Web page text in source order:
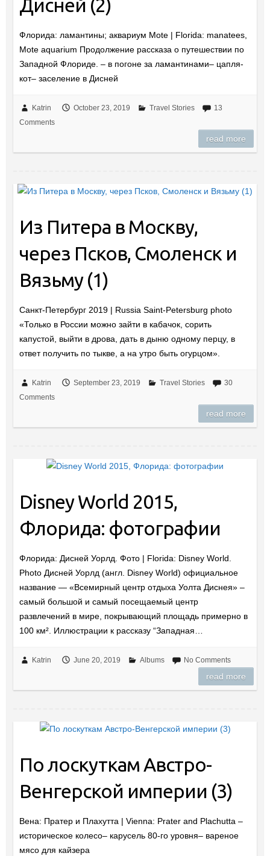
Дисней (2)
Флорида: ламантины; аквариум Mote | Florida: manatees,
Mote aquarium Продолжение рассказа о путешествии по
Западной Флориде. – в погоне за ламантинами– цапля-
кот– заселение в Дисней
Katrin October 23, 2019 Travel Stories
13
Comments
read more
Из Питера в Москву,
через Псков, Смоленск и
Вязьму (1)
Санкт-Петербург 2019 | Russia Saint-Petersburg photo
«Только в России можно зайти в кабачок, сорить
капустой, выйти в дрова, дать в дыню одному перцу, в
ответ получить по тыкве, а на утро быть огурцом».
Katrin September 23, 2019 Travel Stories
30
Comments
read more
Disney World 2015,
Флорида: фотографии
Флорида: Дисней Уорлд. Фото | Florida: Disney World.
Photo Дисней Уорлд (англ. Disney World) официальное
название — «Всемирный центр отдыха Уолта Диснея» –
самый большой и самый посещаемый центр
развлечений в мире, покрывающий площадь примерно в
100 км². Иллюстрации к рассказу “Западная…
Katrin June 20, 2019 Albums No Comments
read more
По лоскуткам Австро-
Венгерской империи (3)
Вена: Пратер и Плахутта | Vienna: Prater and Plachutta –
историческое колесо– карусель 80-го уровня– вареное
мясо для кайзера